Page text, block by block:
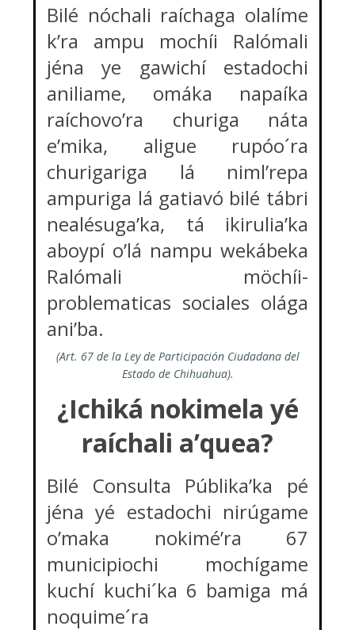
Bilé nóchali raíchaga olalíme
k’ra ampu mochíi Ralómali
jéna ye gawichí estadochi
aniliame, omáka napaíka
raíchovo’ra churiga náta
e’mika, aligue rupóo´ra
churigariga lá niml’repa
ampuriga lá gatiavó bilé tábri
nealésuga’ka, tá ikirulia’ka
aboypí o’lá nampu wekábeka
Ralómali möchíi-
problematicas sociales olága
ani’ba.
(Art. 67 de la Ley de Participación Ciudadana del
Estado de Chihuahua).
¿Ichiká nokimela yé
raíchali a’quea?
Bilé Consulta Públika’ka pé
jéna yé estadochi nirúgame
o’maka nokimé’ra 67
municipiochi mochígame
kuchí kuchi´ka 6 bamiga má
noquime´ra